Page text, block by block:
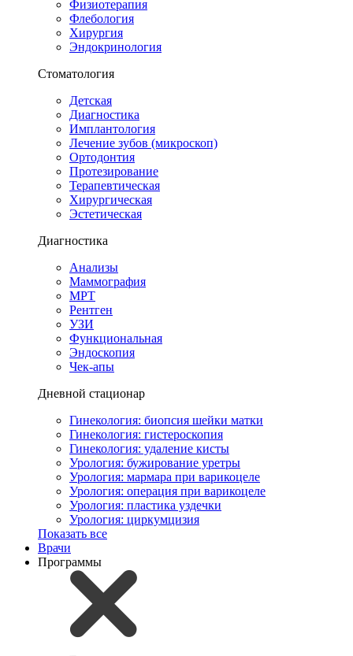
Физиотерапия
Флебология
Хирургия
Эндокринология
Стоматология
Детская
Диагностика
Имплантология
Лечение зубов (микроскоп)
Ортодонтия
Протезирование
Терапевтическая
Хирургическая
Эстетическая
Диагностика
Анализы
Маммография
МРТ
Рентген
УЗИ
Функциональная
Эндоскопия
Чек-апы
Дневной стационар
Гинекология: биопсия шейки матки
Гинекология: гистероскопия
Гинекология: удаление кисты
Урология: бужирование уретры
Урология: мармара при варикоцеле
Урология: операция при варикоцеле
Урология: пластика уздечки
Урология: циркумцизия
Показать все
Врачи
Программы